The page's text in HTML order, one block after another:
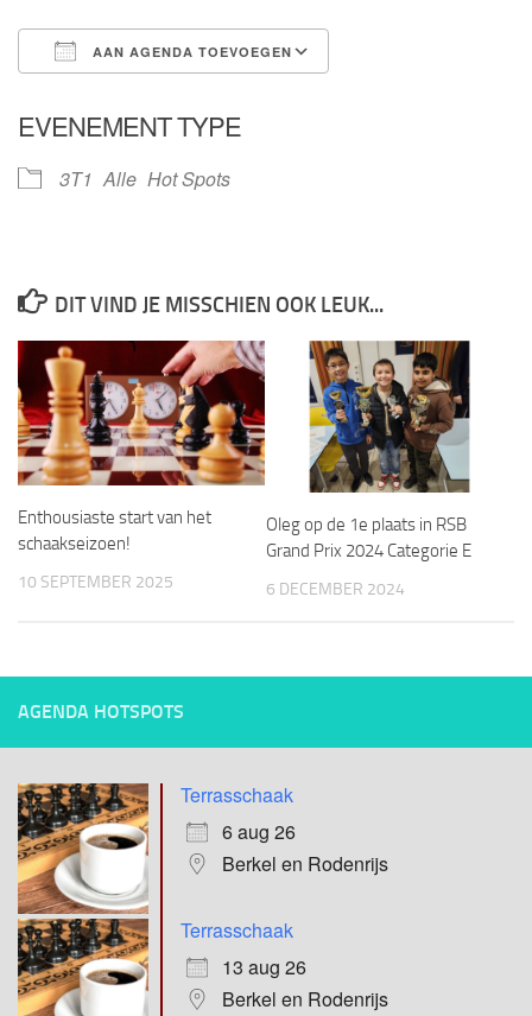
AAN AGENDA TOEVOEGEN
EVENEMENT TYPE
3T1 Alle Hot Spots
DIT VIND JE MISSCHIEN OOK LEUK...
Enthousiaste start van het
schaakseizoen!
10 SEPTEMBER 2025
Oleg op de 1e plaats in RSB
Grand Prix 2024 Categorie E
6 DECEMBER 2024
AGENDA HOTSPOTS
Terrasschaak
6 aug 26
Berkel en Rodenrijs
Terrasschaak
13 aug 26
Berkel en Rodenrijs